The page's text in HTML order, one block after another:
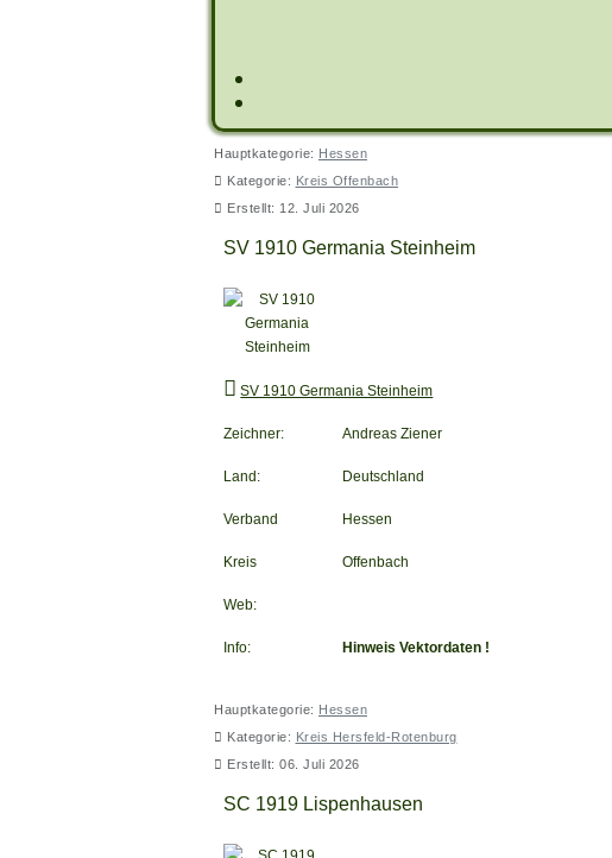
Hauptkategorie: Hessen
Kategorie: Kreis Offenbach
Erstellt: 12. Juli 2026
SV 1910 Germania Steinheim
SV 1910 Germania Steinheim
Zeichner: Andreas Ziener
Land: Deutschland
Verband Hessen
Kreis Offenbach
Web:
Info: Hinweis Vektordaten !
Hauptkategorie: Hessen
Kategorie: Kreis Hersfeld-Rotenburg
Erstellt: 06. Juli 2026
SC 1919 Lispenhausen